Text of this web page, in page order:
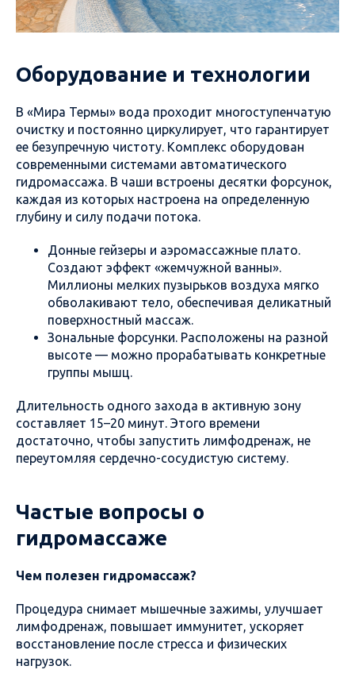
Оборудование и технологии
В «Мира Термы» вода проходит многоступенчатую
очистку и постоянно циркулирует, что гарантирует
ее безупречную чистоту. Комплекс оборудован
современными системами автоматического
гидромассажа. В чаши встроены десятки форсунок,
каждая из которых настроена на определенную
глубину и силу подачи потока.
Донные гейзеры и аэромассажные плато.
Создают эффект «жемчужной ванны».
Миллионы мелких пузырьков воздуха мягко
обволакивают тело, обеспечивая деликатный
поверхностный массаж.
Зональные форсунки. Расположены на разной
высоте — можно прорабатывать конкретные
группы мышц.
Длительность одного захода в активную зону
составляет 15–20 минут. Этого времени
достаточно, чтобы запустить лимфодренаж, не
переутомляя сердечно-сосудистую систему.
Частые вопросы о
гидромассаже
Чем полезен гидромассаж?
Процедура снимает мышечные зажимы, улучшает
лимфодренаж, повышает иммунитет, ускоряет
восстановление после стресса и физических
нагрузок.